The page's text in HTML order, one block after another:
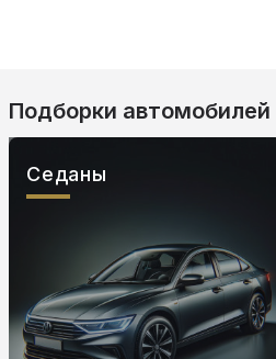
Подборки автомобилей
Седаны